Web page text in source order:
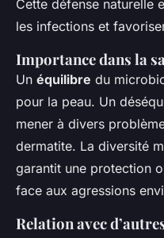
Cette défense naturelle
les infections et
Importance dans la
Un équilibre du
pour la peau. Un
mener à divers
dermatite. La diversité
garantit une protection
face aux agressions
Relation avec